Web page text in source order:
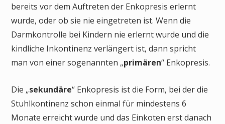
bereits vor dem Auftreten der Enkopresis erlernt
wurde, oder ob sie nie eingetreten ist. Wenn die
Darmkontrolle bei Kindern nie erlernt wurde und die
kindliche Inkontinenz verlängert ist, dann spricht
man von einer sogenannten „primären“ Enkopresis.
Die „sekundäre“ Enkopresis ist die Form, bei der die
Stuhlkontinenz schon einmal für mindestens 6
Monate erreicht wurde und das Einkoten erst danach